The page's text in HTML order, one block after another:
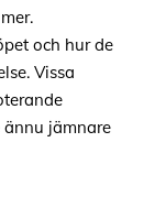
och hur de
Vissa
jämnare